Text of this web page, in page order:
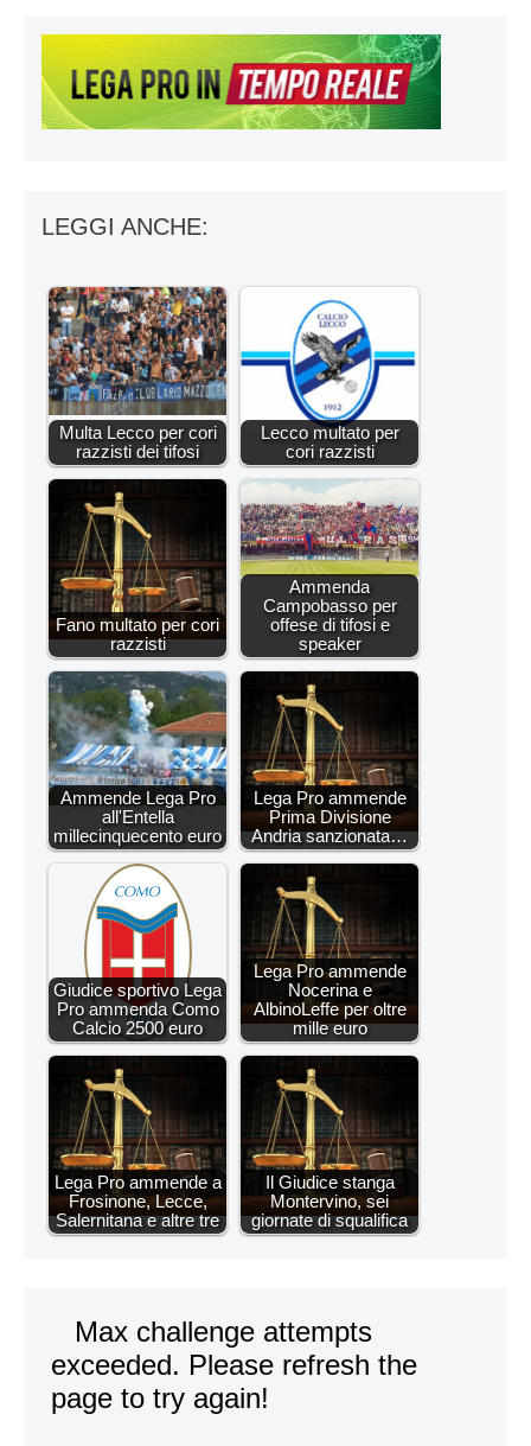
LEGGI ANCHE:
Multa Lecco per cori
razzisti dei tifosi
Lecco multato per
cori razzisti
Fano multato per cori
razzisti
Ammenda
Campobasso per
offese di tifosi e
speaker
Ammende Lega Pro
all'Entella
millecinquecento euro
Lega Pro ammende
Prima Divisione
Andria sanzionata…
Giudice sportivo Lega
Pro ammenda Como
Calcio 2500 euro
Lega Pro ammende
Nocerina e
AlbinoLeffe per oltre
mille euro
Lega Pro ammende a
Frosinone, Lecce,
Salernitana e altre tre
Il Giudice stanga
Montervino, sei
giornate di squalifica